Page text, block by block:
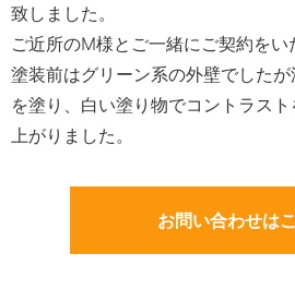
致しました。
ご近所のM様とご一緒にご契約をい
塗装前はグリーン系の外壁でした
を塗り、白い塗り物でコントラス
上がりました。
お問い合わせは